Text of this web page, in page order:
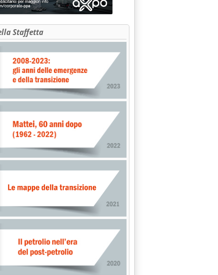
INTRALCI'
. (MA C'E' “NODO” DEL DECRETO MARZANO)'
Staffetta